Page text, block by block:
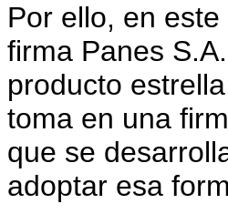
Por ello, en
firma Panes
producto
toma en una
que se
adoptar esa